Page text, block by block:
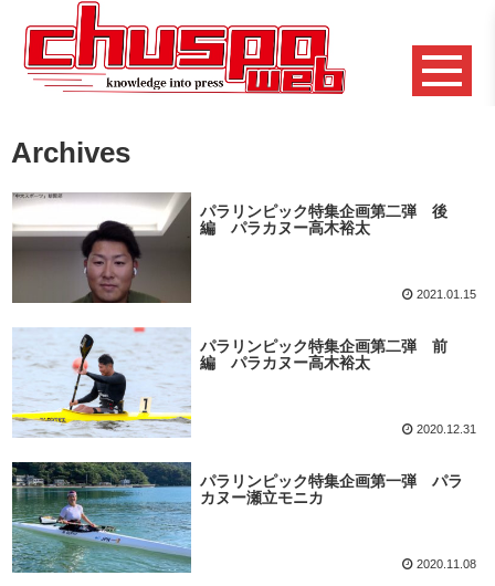
Archives
パラリンピック特集企画第二弾 後
編 パラカヌー高木裕太
2021.01.15
パラリンピック特集企画第二弾 前
編 パラカヌー高木裕太
2020.12.31
パラリンピック特集企画第一弾 パラ
カヌー瀬立モニカ
2020.11.08